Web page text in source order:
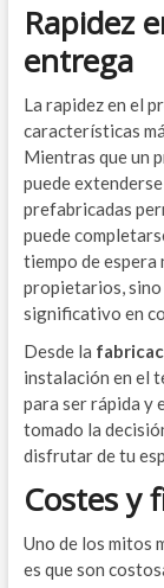
Rapidez
entrega
La rapidez en el
características
Mientras que un
puede
prefabricadas
puede
tiempo de espera
propietarios, sino
significativo en
Desde la
instalación en el
para ser rápida y
tomado la
disfrutar de tu
Costes y
Uno de los mitos
es que son